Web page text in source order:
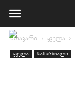
მთავარი ყველა
ყველა სამართალი